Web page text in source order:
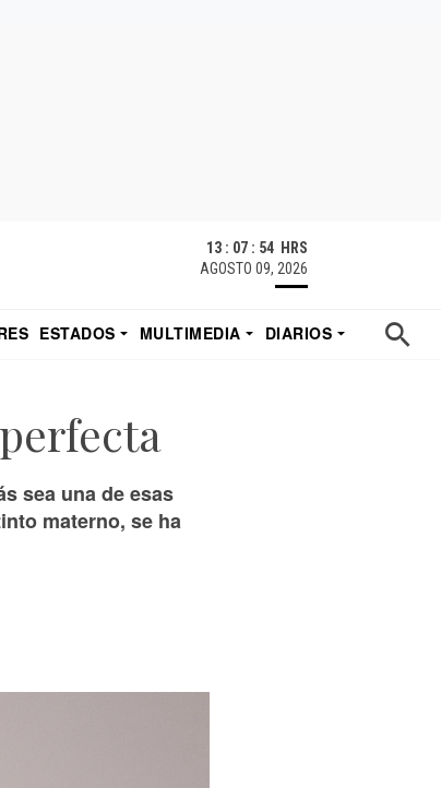
13 : 07 : 56 HRS
AGOSTO 09, 2026
ESTADOS MULTIMEDIA
DIARIOS
sea una de esas
materno, se ha